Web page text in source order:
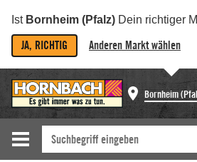
Ist Bornheim (Pfalz) Dein richtiger
JA, RICHTIG Anderen Markt wählen
Bornheim